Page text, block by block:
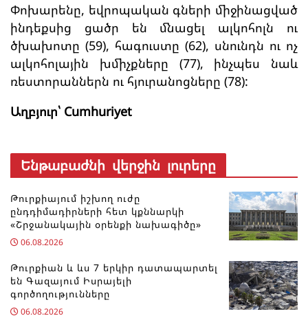
Փոխարենը, եվրոպական գների միջինացված
ինդեքսից ցածր են մնացել ալկոհոլն ու
ծխախոտը (59), հագուստը (62), սնունդն ու ոչ
ալկոհոլային խմիչքները (77), ինչպես նաև
ռեստորաններն ու հյուրանոցները (78):
Աղբյուր՝ Cumhuriyet
Ենթաբաժնի վերջին լուրերը
Թուրքիայում իշխող ուժը
ընդդիմադիրների հետ կքննարկի
«Շրջանակային օրենքի նախագիծը»
06.08.2026
Թուրքիան և ևս 7 երկիր դատապարտել
են Գազայում Իսրայելի
գործողությունները
06.08.2026